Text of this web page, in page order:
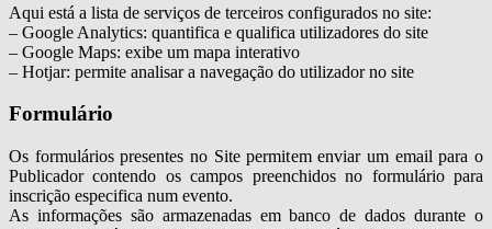
Aqui está a lista de serviços de terceiros configurados no site:
– Google Analytics: quantifica e qualifica utilizadores do site
– Google Maps: exibe um mapa interativo
– Hotjar: permite analisar a navegação do utilizador no site
Formulário
Os formulários presentes no Site permitem enviar um email para o
Publicador contendo os campos preenchidos no formulário para
inscrição especifica num evento.
As informações são armazenadas em banco de dados durante o